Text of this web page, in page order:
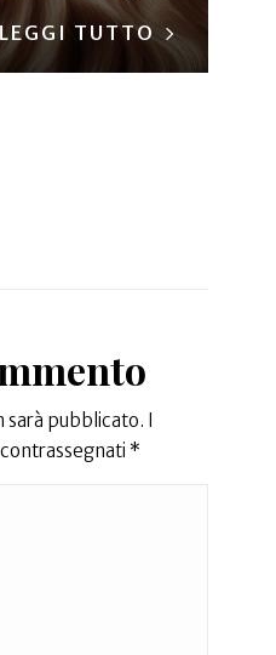
LEGGI TUTTO
sarà pubblicato. I
*